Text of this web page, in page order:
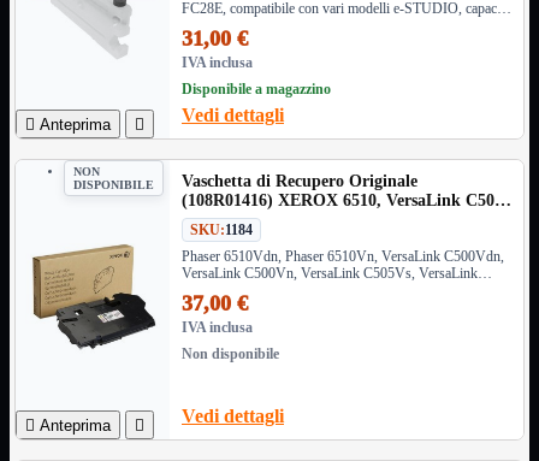
VGA
Maschio-Femmina
Maschio-Maschio
Sdoppiatore
Splitter
VGA to HDMI
DatiMostra tutti i prodotti
E-Sata
Sas
Sata
ProlungaMostra tutti i prodotti
EPS
USB3Mostra tutti i prodotti
Dati
Prolunga
 Anteprima 
FC28E, compatibile con vari modelli e-STUDIO, capacità
31,00 €
IVA inclusa
Disponibile a magazzino
Vedi dettagli
NON
DISPONIBILE
 Anteprima 
Vaschetta di Recupero Originale
(108R01416) XEROX 6510, VersaLink C500
(30K)
SKU:1184
Phaser 6510Vdn, Phaser 6510Vn, VersaLink C500Vdn,
VersaLink C500Vn, VersaLink C505Vs, VersaLink
VersaLink C605Vx, VersaLink C605Vxl, WorkCentre
6515Vdn, WorkCentre 6515Vdni, WorkCentre 6515Vn
37,00 €
IVA inclusa
Non disponibile
Vedi dettagli